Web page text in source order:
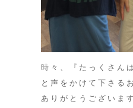
時々、『たっくさん
と声をかけて下さる
ありがとうございま